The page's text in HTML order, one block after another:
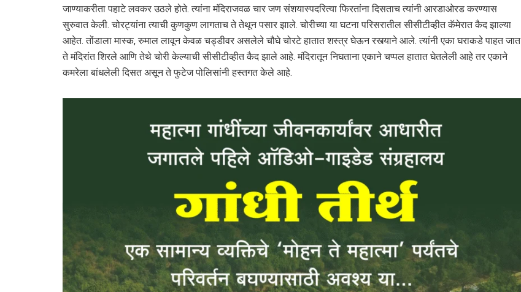
जाण्याकरीता पहाटे लवकर उठले होते. त्यांना मंदिराजवळ चार जण संशयास्पदरित्या फिरतांना दिसताच त्यांनी आरडाओरड करण्यास
सुरुवात केली. चोरट्यांना त्याची कुणकुण लागताच ते तेथून पसार झाले. चोरीच्या या घटना परिसरातील सीसीटीव्हीत कॅमेरात कैद झाल्या
आहेत. तोंडाला मास्क, रुमाल लावून केवळ चड्डीवर असलेले चौघे चोरटे हातात शस्त्र घेऊन रस्त्याने आले. त्यांनी एका घराकडे पाहत जात
ते मंदिरांत शिरले आणि तेथे चोरी केल्याची सीसीटीव्हीत कैद झाले आहे. मंदिरातून निघताना एकाने चप्पल हातात घेतलेली आहे तर एकाने
कमरेला बांधलेली दिसत असून ते फुटेज पोलिसांनी हस्तगत केले आहे.